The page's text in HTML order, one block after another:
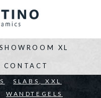
PARTICULIEREN
SLABS, XXL
WANDTEGELS
SHOWROOM XL
CONTACT